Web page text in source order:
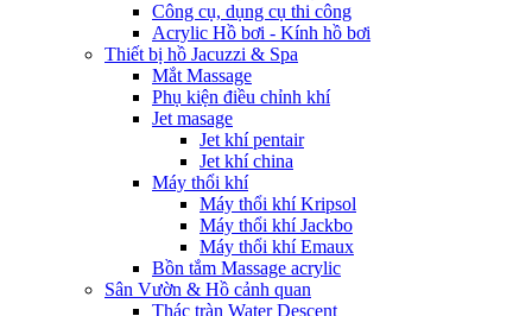
Công cụ, dụng cụ thi công
Acrylic Hồ bơi - Kính hồ bơi
Thiết bị hồ Jacuzzi & Spa
Mắt Massage
Phụ kiện điều chỉnh khí
Jet masage
Jet khí pentair
Jet khí china
Máy thổi khí
Máy thổi khí Kripsol
Máy thổi khí Jackbo
Máy thổi khí Emaux
Bồn tắm Massage acrylic
Sân Vườn & Hồ cảnh quan
Thác tràn Water Descent